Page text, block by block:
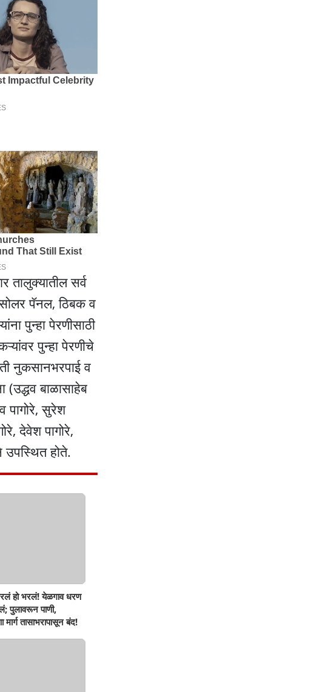
तालुक्यातील सर्व
पॅनल, ठिबक व
पुन्हा पेरणीसाठी
पुन्हा पेरणीचे
नुकसानभरपाई व
बाळासाहेब
पागोरे, सुरेश
देवेश पागोरे,
उपस्थित होते.
हो भरलं! येळगाव धरण
पुलावरून पाणी,
तासाभरापासून बंद!